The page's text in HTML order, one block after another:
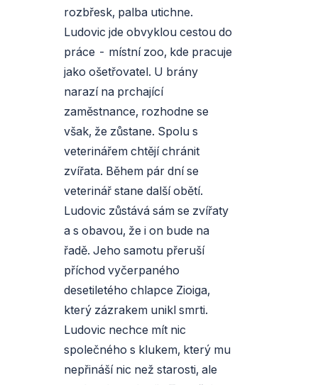
rozbřesk, palba utichne.
Ludovic jde obvyklou cestou do
práce - místní zoo, kde pracuje
jako ošetřovatel. U brány
narazí na prchající
zaměstnance, rozhodne se
však, že zůstane. Spolu s
veterinářem chtějí chránit
zvířata. Během pár dní se
veterinář stane další obětí.
Ludovic zůstává sám se zvířaty
a s obavou, že i on bude na
řadě. Jeho samotu přeruší
příchod vyčerpaného
desetiletého chlapce Zioiga,
který zázrakem unikl smrti.
Ludovic nechce mít nic
společného s klukem, který mu
nepřináší nic než starosti, ale